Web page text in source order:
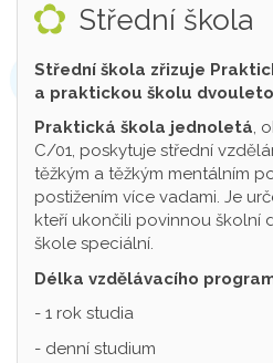
Střední škola
Střední škola zřizuje
a praktickou školu
Praktická škola jednoletá,
C/01, poskytuje střední
těžkým a těžkým mentálním
postižením více vadami. Je
kteří ukončili povinnou školní
škole speciální.
Délka vzdělávacího
- 1 rok studia
- denní studium